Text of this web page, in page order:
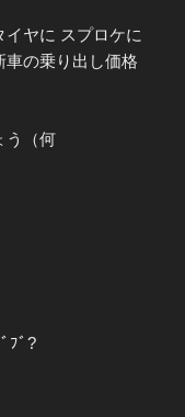
イヤに スプロケに
車の乗り出し価格
う（何
ﾌﾞ ?